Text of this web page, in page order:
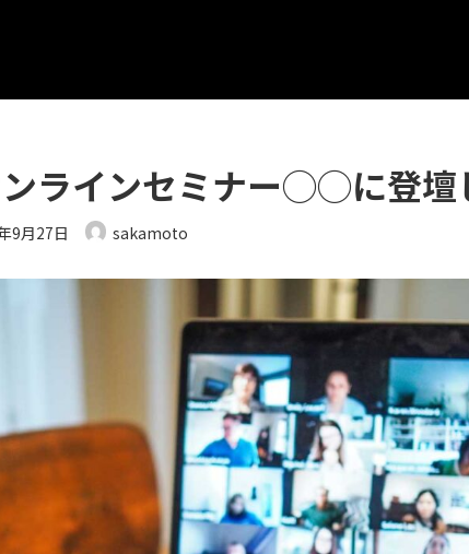
ラインセミナー◯◯に登壇
9月27日 sakamoto